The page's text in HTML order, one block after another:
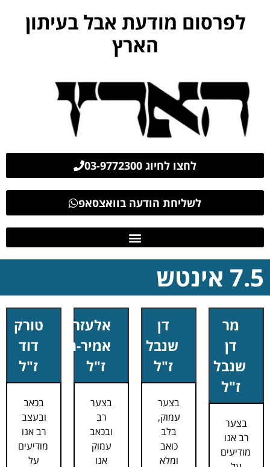
לפרסום מודעת אבל בעיתון
הארץ
לחצו לחיוג 03-9772300
לשליחת הודעה בוואצסאפ
7.5 אינטש
מר
דן
שנבל
ז"ל
בצער
רב אנו
מודיעים
דן
שנבל
ז"ל
בצער
עמוק,
בלב
כואב
ומלא
אלעזר
אמיר-הימל
ז"ל
בצער
רב
ובכאב
עמוק
אנו
טורק
דוד
ז"ל
בכאב
ובעצב
רב אנו
מודיעים
על